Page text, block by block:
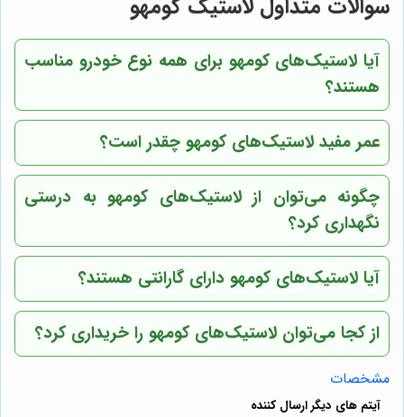
سوالات متداول لاستیک کومهو
آیا لاستیک‌های کومهو برای همه نوع خودرو مناسب
هستند؟
عمر مفید لاستیک‌های کومهو چقدر است؟
چگونه می‌توان از لاستیک‌های کومهو به درستی
نگهداری کرد؟
آیا لاستیک‌های کومهو دارای گارانتی هستند؟
از کجا می‌توان لاستیک‌های کومهو را خریداری کرد؟
مشخصات